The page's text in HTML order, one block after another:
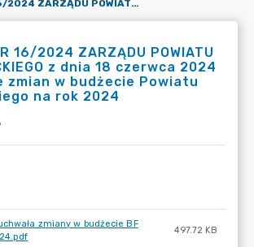
UCHWAŁA NR 16/2024 ZARZĄDU POWIATU ZGORZELECKIEGO Z DNIA 18 CZERWCA 2024 R. W SPRAWIE ZMIAN W BUDŻECIE POWIATU ZGORZELECKIEGO NA ROK 2024
16/2024 ZARZĄDU POWIATU
z dnia 18 czerwca 2024
zmian w budżecie Powiatu
na rok 2024
zmiany w budżecie BF
497.72 KB